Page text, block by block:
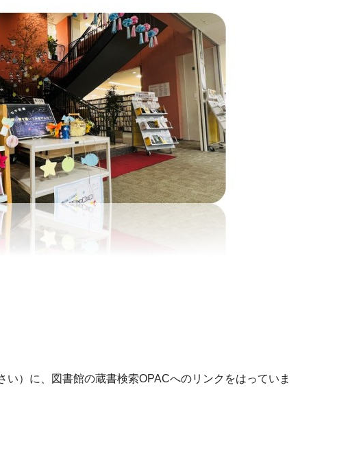
）に、図書館の蔵書検索OPACへのリンクをはっていま